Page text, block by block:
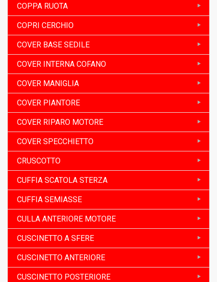
COPPA RUOTA
COPRI CERCHIO
COVER BASE SEDILE
COVER INTERNA COFANO
COVER MANIGLIA
COVER PIANTORE
COVER RIPARO MOTORE
COVER SPECCHIETTO
CRUSCOTTO
CUFFIA SCATOLA STERZA
CUFFIA SEMIASSE
CULLA ANTERIORE MOTORE
CUSCINETTO A SFERE
CUSCINETTO ANTERIORE
CUSCINETTO POSTERIORE